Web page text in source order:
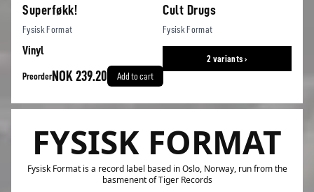
Superføkk!
Fysisk Format
Vinyl
Preorder NOK 239.20 Add to cart
Cult Drugs
Fysisk Format
2 variants ›
FYSISK FORMAT
Fysisk Format is a record label based in Oslo, Norway, run from the
basmenent of Tiger Records